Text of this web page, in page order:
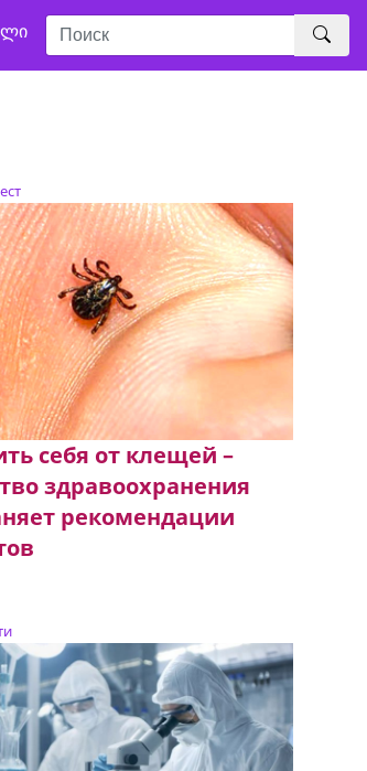
себя от клещей –
здравоохранения
рекомендации